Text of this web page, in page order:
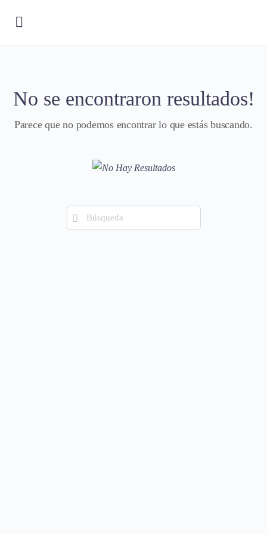
No se encontraron resultados!
Parece que no podemos encontrar lo que estás buscando.
Búsqueda
de: